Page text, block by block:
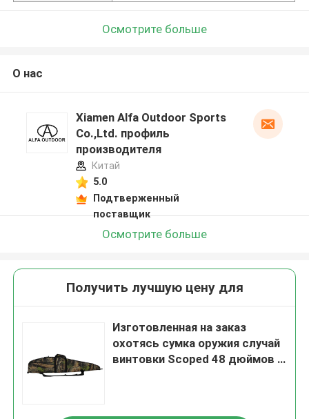
Осмотрите больше
О нас
Xiamen Alfa Outdoor Sports
Co.,Ltd. профиль
производителя
Китай
5.0
Подтверженный
поставщик
Осмотрите больше
Получить лучшую цену для
Изготовленная на заказ
охотясь сумка оружия случай
винтовки Scoped 48 дюймов с